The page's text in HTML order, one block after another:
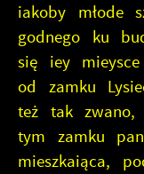
iakoby młode
godnego ku
się iey
od zamku
też tak
tym zamku
mieszkaiąca,